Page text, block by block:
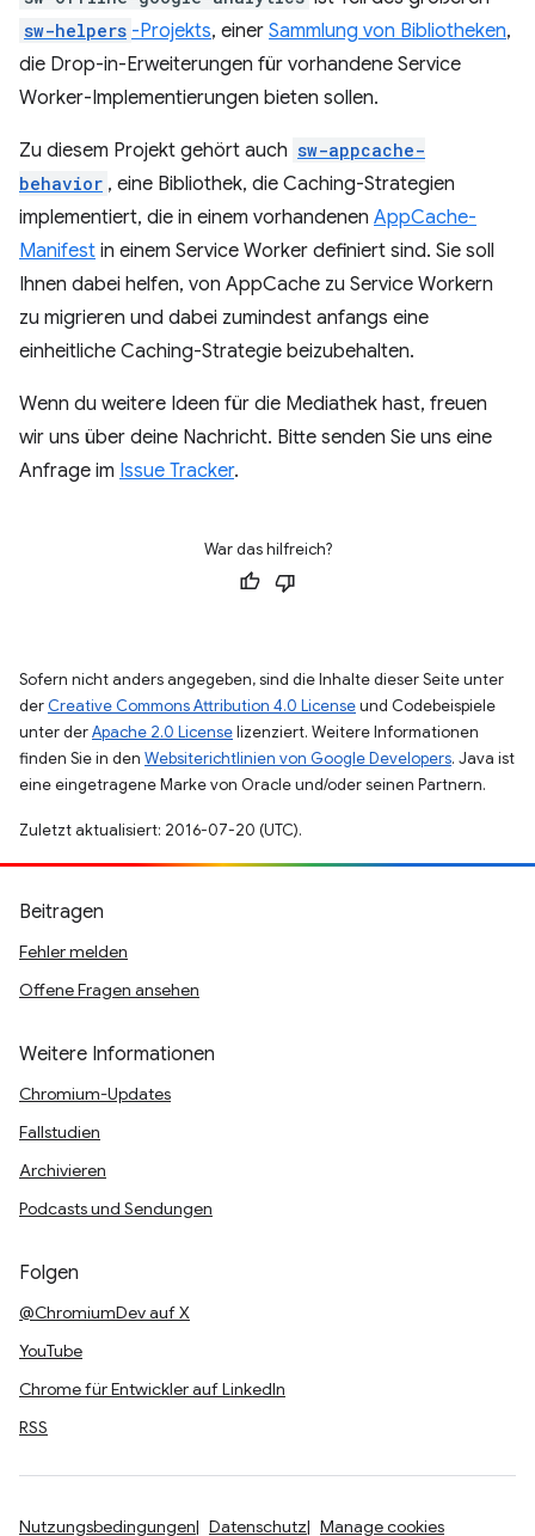
sw-helpers -Projekts, einer Sammlung von Bibliotheken,
die Drop-in-Erweiterungen für vorhandene Service
Worker-Implementierungen bieten sollen.
Zu diesem Projekt gehört auch sw-appcache-
behavior , eine Bibliothek, die Caching-Strategien
implementiert, die in einem vorhandenen AppCache-
Manifest in einem Service Worker definiert sind. Sie soll
Ihnen dabei helfen, von AppCache zu Service Workern
zu migrieren und dabei zumindest anfangs eine
einheitliche Caching-Strategie beizubehalten.
Wenn du weitere Ideen für die Mediathek hast, freuen
wir uns über deine Nachricht. Bitte senden Sie uns eine
Anfrage im Issue Tracker.
War das hilfreich?
Sofern nicht anders angegeben, sind die Inhalte dieser Seite unter
der Creative Commons Attribution 4.0 Licenseund Codebeispiele
unter derApache 2.0 Licenselizenziert. Weitere Informationen
finden Sie in den Websiterichtlinien von Google Developers. Java ist
eine eingetragene Marke von Oracle und/oder seinen Partnern.
Zuletzt aktualisiert: 2016-07-20 (UTC).
Beitragen
Fehler melden
Offene Fragen ansehen
Weitere Informationen
Chromium-Updates
Fallstudien
Archivieren
Podcasts und Sendungen
Folgen
@ChromiumDev auf X
YouTube
Chrome für Entwickler auf LinkedIn
RSS
Nutzungsbedingungen Datenschutz Manage cookies